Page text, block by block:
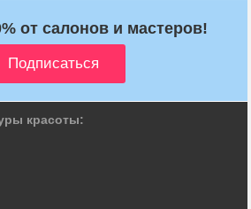
от салонов и мастеров!
красоты: